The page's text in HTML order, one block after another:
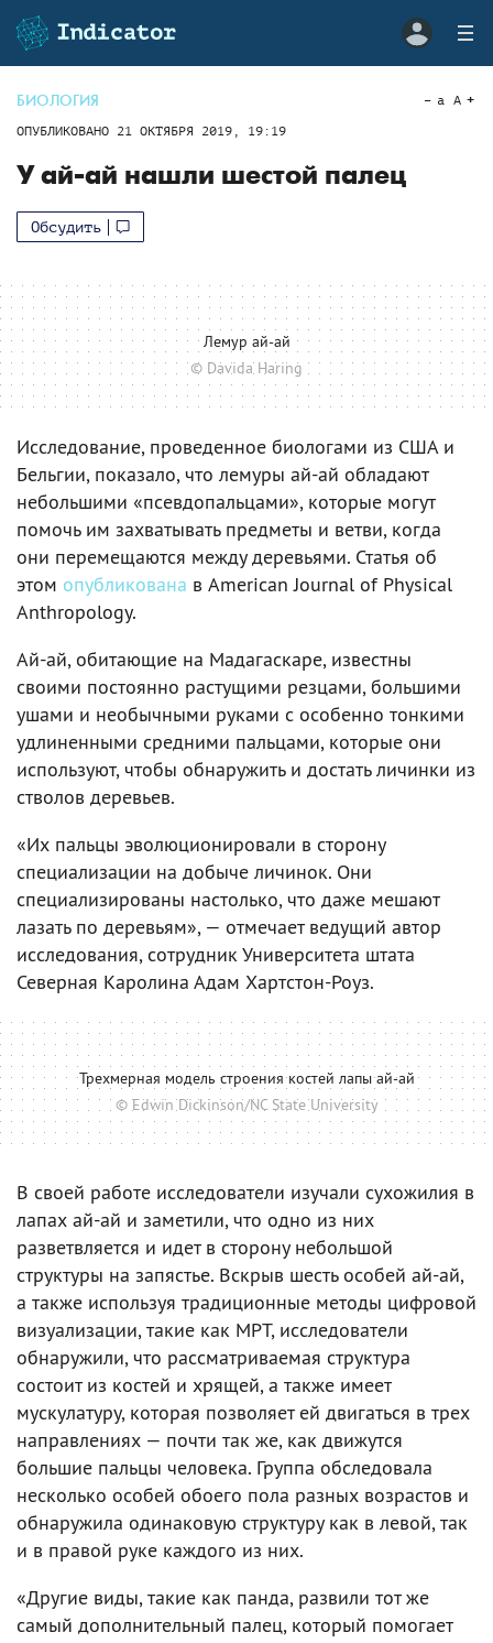
БИОЛОГИЯ
ОПУБЛИКОВАНО 21 ОКТЯБРЯ 2019, 19:19
a A
У ай-ай нашли шестой палец
Обсудить
Лемур ай-ай
© Davida Haring
Исследование, проведенное биологами из США и
Бельгии, показало, что лемуры ай-ай обладают
небольшими «псевдопальцами», которые могут
помочь им захватывать предметы и ветви, когда
они перемещаются между деревьями. Статья об
этом опубликована в American Journal of Physical
Anthropology.
Ай-ай, обитающие на Мадагаскаре, известны
своими постоянно растущими резцами, большими
ушами и необычными руками с особенно тонкими
удлиненными средними пальцами, которые они
используют, чтобы обнаружить и достать личинки из
стволов деревьев.
«Их пальцы эволюционировали в сторону
специализации на добыче личинок. Они
специализированы настолько, что даже мешают
лазать по деревьям», — отмечает ведущий автор
исследования, сотрудник Университета штата
Северная Каролина Адам Хартстон-Роуз.
Трехмерная модель строения костей лапы ай-ай
© Edwin Dickinson/NC State University
В своей работе исследователи изучали сухожилия в
лапах ай-ай и заметили, что одно из них
разветвляется и идет в сторону небольшой
структуры на запястье. Вскрыв шесть особей ай-ай,
а также используя традиционные методы цифровой
визуализации, такие как МРТ, исследователи
обнаружили, что рассматриваемая структура
состоит из костей и хрящей, а также имеет
мускулатуру, которая позволяет ей двигаться в трех
направлениях — почти так же, как движутся
большие пальцы человека. Группа обследовала
несколько особей обоего пола разных возрастов и
обнаружила одинаковую структуру как в левой, так
и в правой руке каждого из них.
«Другие виды, такие как панда, развили тот же
самый дополнительный палец, который помогает